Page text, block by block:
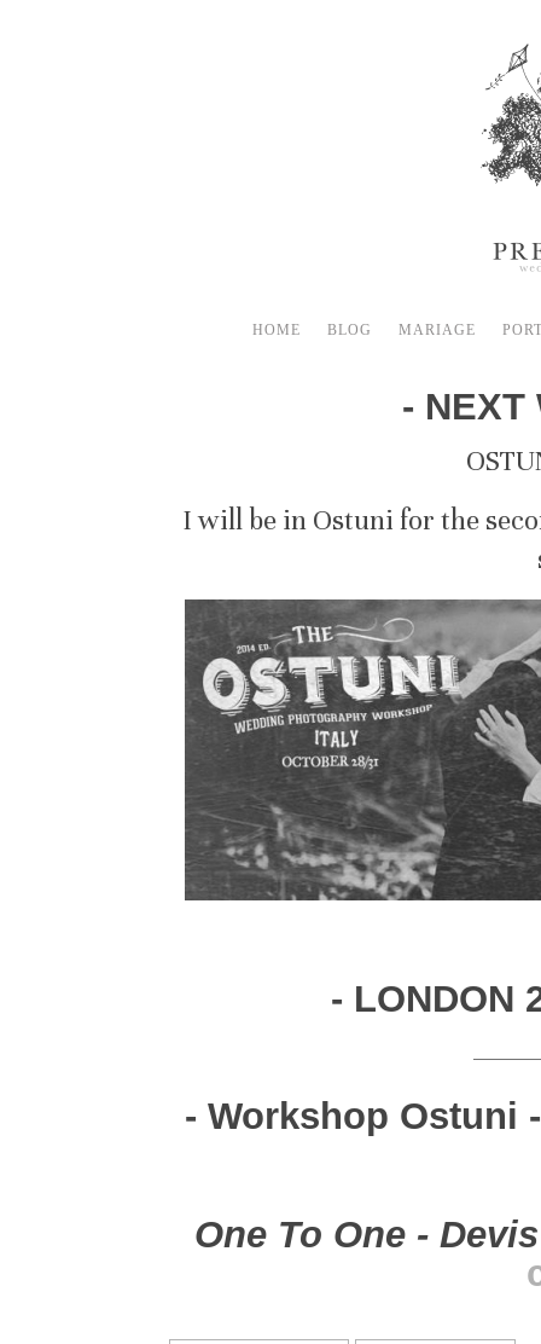
HOME BLOG MARIAGE
- NEXT
I will be in Ostuni for the
- LONDON
- Workshop Ostuni
One To One -